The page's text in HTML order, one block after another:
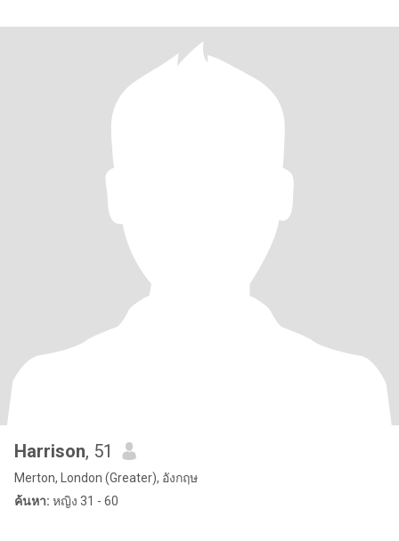
Harrison, 51
Merton, London (Greater), อังกฤษ
ค้นหา: หญิง 31 - 60